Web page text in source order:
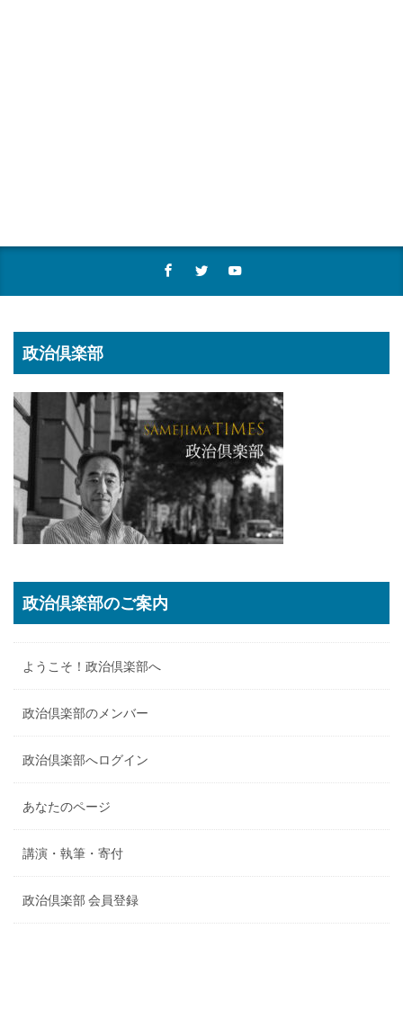
政治倶楽部
政治倶楽部のご案内
ようこそ！政治倶楽部へ
政治倶楽部のメンバー
政治倶楽部へログイン
あなたのページ
講演・執筆・寄付
政治倶楽部 会員登録